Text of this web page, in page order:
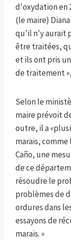
d'oxydation en
(le maire)
qu'il n'y aurait
être traitées,
et ils ont pris
de traitement
Selon le
maire prévoit
outre, il a
marais,
Caño, une
de ce
résoudre le
problèmes de
ordures dans
essayons de
marais. »